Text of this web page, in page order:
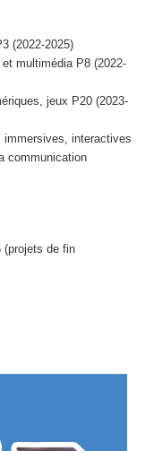
(2022-2025)
multimédia P8 (2022-
jeux P20 (2023-
immersives, interactives
communication
de fin